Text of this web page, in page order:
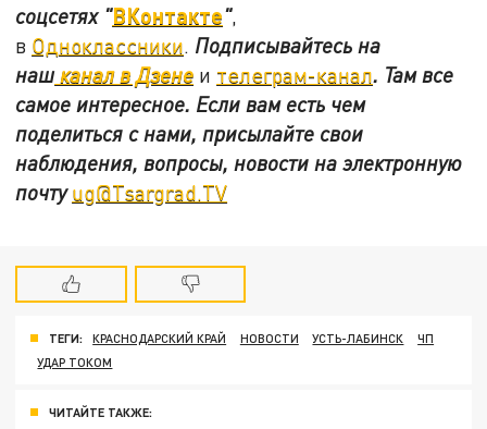
соцсетях "ВКонтакте",
в Одноклассники Подписывайтесь на
нашканал в Дзене и телеграм-канал. Там все
самое интересное. Если вам есть чем
поделиться с нами, присылайте свои
наблюдения, вопросы, новости на электронную
почтуug@Tsargrad.TV
ТЕГИ: КРАСНОДАРСКИЙ КРАЙ НОВОСТИ УСТЬ-ЛАБИНСК
ЧП
УДАР ТОКОМ
ЧИТАЙТЕ ТАКЖЕ: